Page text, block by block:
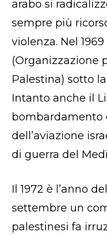
arabo si
sempre più
violenza. Nel 1969
(Organizzazione
Palestina) sotto
Intanto anche il
bombardamento
dell’aviazione
di guerra del
Il 1972 è l’anno
settembre un
palestinesi fa